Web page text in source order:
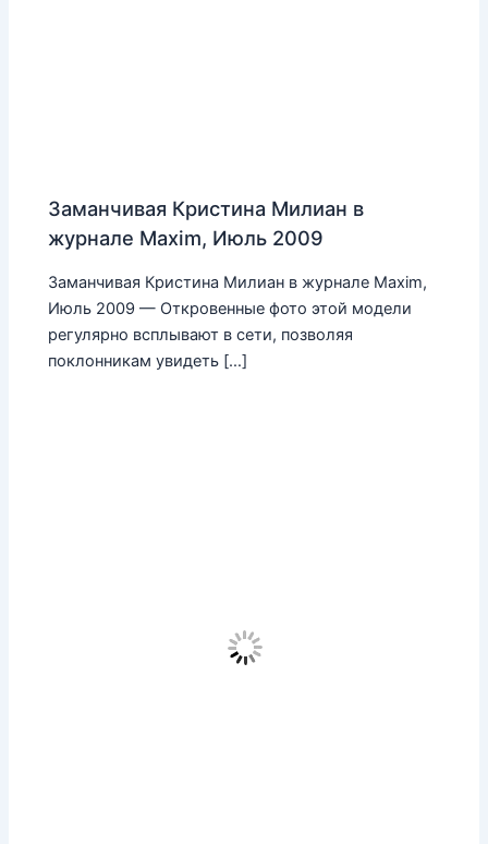
Заманчивая Кристина Милиан в
журнале Maxim, Июль 2009
Заманчивая Кристина Милиан в журнале Maxim,
Июль 2009 — Откровенные фото этой модели
регулярно всплывают в сети, позволяя
поклонникам увидеть […]